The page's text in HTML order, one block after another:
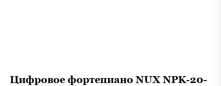
Цифровое фортепиано NUX NPK-20-